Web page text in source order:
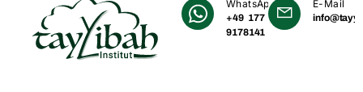
WhatsApp
+49 177
9178141
E-Mail